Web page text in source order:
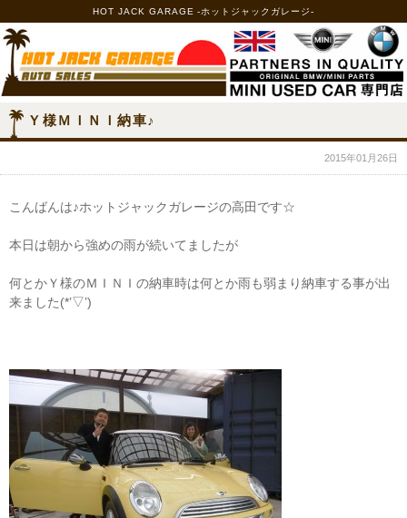
HOT JACK GARAGE -ホットジャックガレージ-
Ｙ様ＭＩＮＩ納車♪
2015年01月26日
こんばんは♪ホットジャックガレージの高田です☆
本日は朝から強めの雨が続いてましたが
何とかＹ様のＭＩＮＩの納車時は何とか雨も弱まり納車する事が出
来ました(*’▽’)